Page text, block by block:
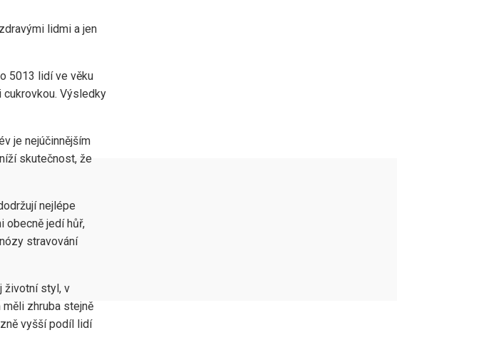
lidmi a jen
5013 lidí ve věku
Výsledky
je nejúčinnějším
skutečnost, že
nejlépe
obecně jedí hůř,
stravování
životní styl, v
zhruba stejně
vyšší podíl lidí